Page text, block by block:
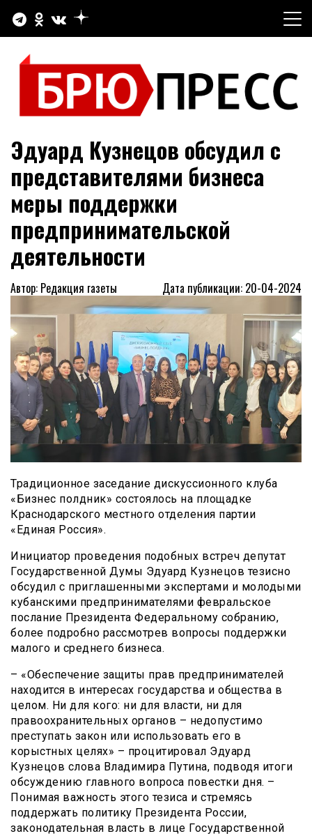
содержимому
БРЮПРЕСС
Официальный сайт газеты "Брюховецкие новости"
Эдуард Кузнецов обсудил с
представителями бизнеса
меры поддержки
предпринимательской
деятельности
Автор: Редакция газеты Дата публикации: 20-04-2024
Традиционное заседание дискуссионного клуба
«Бизнес полдник» состоялось на площадке
Краснодарского местного отделения партии
«Единая Россия».
Инициатор проведения подобных встреч депутат
Государственной Думы Эдуард Кузнецов тезисно
обсудил с приглашенными экспертами и молодыми
кубанскими предпринимателями февральское
послание Президента Федеральному собранию,
более подробно рассмотрев вопросы поддержки
малого и среднего бизнеса.
– «Обеспечение защиты прав предпринимателей
находится в интересах государства и общества в
целом. Ни для кого: ни для власти, ни для
правоохранительных органов – недопустимо
преступать закон или использовать его в
корыстных целях» – процитировал Эдуард
Кузнецов слова Владимира Путина, подводя итоги
обсуждению главного вопроса повестки дня. –
Понимая важность этого тезиса и стремясь
поддержать политику Президента России,
законодательная власть в лице Государственной